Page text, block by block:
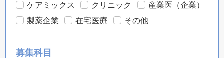
ケアミックス
クリニック
産業医（企業）
製薬企業
在宅医療 その他
募集科目